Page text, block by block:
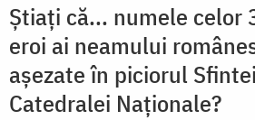
Știați că... numele celor
eroi ai neamului
așezate în piciorul
Catedralei Naționale?